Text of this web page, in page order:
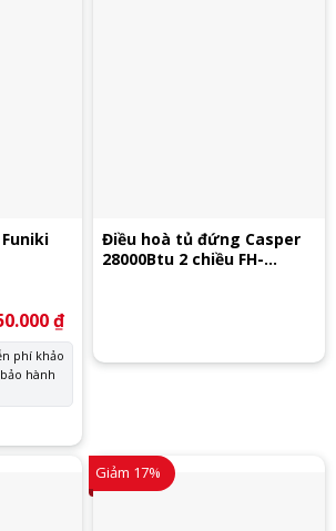
₫.
₫Giá
tại
phí khảo
hành
Điều hoà tủ đứng Casper
28000Btu 2 chiều FH-
Giảm 17%